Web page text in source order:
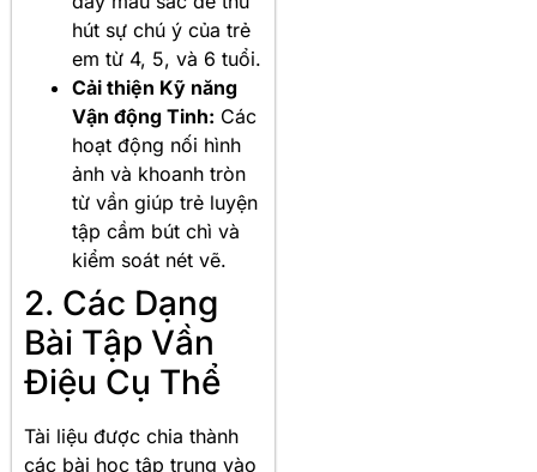
hút sự chú ý của trẻ
em từ 4, 5, và 6 tuổi.
Cải thiện Kỹ năng
Vận động Tinh: Các
hoạt động nối hình
ảnh và khoanh tròn
từ vần giúp trẻ luyện
tập cầm bút chì và
kiểm soát nét vẽ.
2. Các Dạng
Bài Tập Vần
Điệu Cụ Thể
Tài liệu được chia thành
các bài học tập trung vào